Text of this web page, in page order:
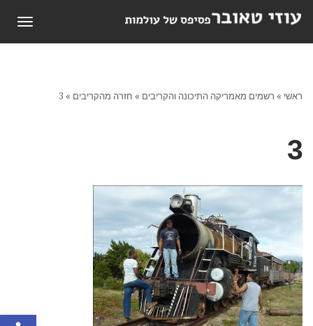
ראשי » רשמים מאמריקה התיכונה והקריבים » חזרה מהקריבים »
3
3